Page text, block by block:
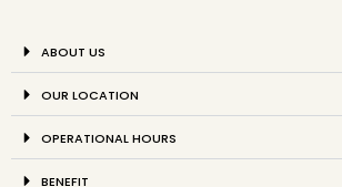
ABOUT US
OUR LOCATION
OPERATIONAL HOURS
BENEFIT